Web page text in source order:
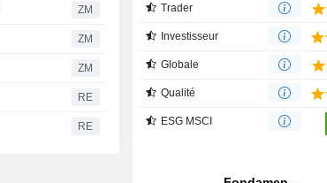
ZM
ZM
ZM
RE
RE
Trader
Investisseur
Globale
Qualité
ESG MSCI